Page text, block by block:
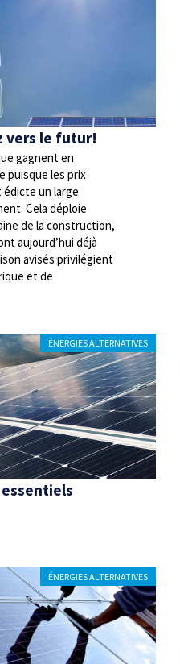
vers le futur!
gagnent en
puisque les prix
édicte un large
Cela déploie
de la construction,
aujourd’hui déjà
avisés privilégient
et de
ÉNERGIES ALTERNATIVES
ÉNERGIES ALTERNATIVES